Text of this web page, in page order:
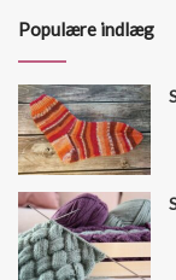
Populære indlæg